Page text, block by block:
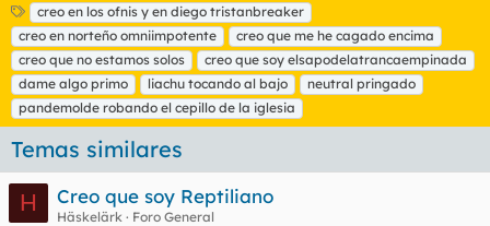
E
t
i
q
u
e
t
a
creo en los ofnis y en diego tristanbreaker
creo en norteño omniimpotente
creo que me he cagado encima
creo que no estamos solos
creo que soy elsapodelatrancaempinada
dame algo primo
liachu tocando al bajo
neutral pringado
pandemolde robando el cepillo de la iglesia
Temas similares
H
Creo que soy Reptiliano
Häskelärk
Foro General